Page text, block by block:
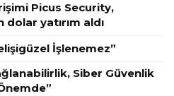
Picus Security,
yatırım aldı
İşlenemez”
Siber Güvenlik